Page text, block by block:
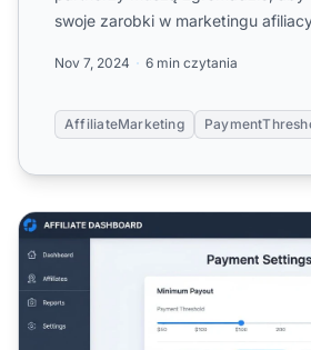
swoje zarobki w marketingu
Nov 7, 2024 6 min czytania
AffiliateMarketing
Jak zwiększyć próg wypłaty w